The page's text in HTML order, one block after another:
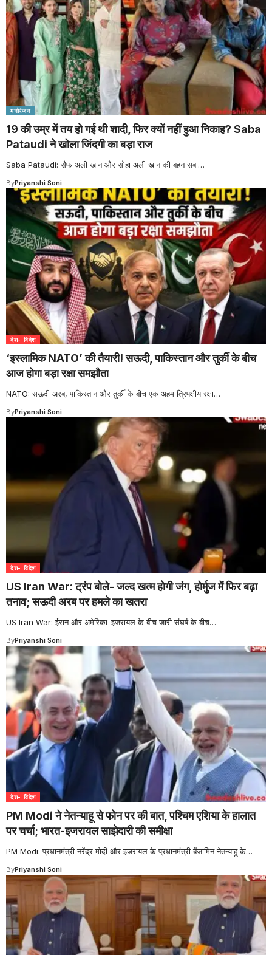
मनोरंजन
19 की उम्र में तय हो गई थी शादी, फिर क्यों नहीं हुआ निकाह? Saba
Pataudi ने खोला जिंदगी का बड़ा राज
Saba Pataudi: सैफ अली खान और सोहा अली खान की बहन सबा…
ByPriyanshi Soni
देश- विदेश
‘इस्लामिक NATO’ की तैयारी! सऊदी, पाकिस्तान और तुर्की के बीच
आज होगा बड़ा रक्षा समझौता
NATO: सऊदी अरब, पाकिस्तान और तुर्की के बीच एक अहम त्रिपक्षीय रक्षा…
ByPriyanshi Soni
देश- विदेश
US Iran War: ट्रंप बोले- जल्द खत्म होगी जंग, होर्मुज में फिर बढ़ा
तनाव; सऊदी अरब पर हमले का खतरा
US Iran War: ईरान और अमेरिका-इजरायल के बीच जारी संघर्ष के बीच…
ByPriyanshi Soni
देश- विदेश
PM Modi ने नेतन्याहू से फोन पर की बात, पश्चिम एशिया के हालात
पर चर्चा; भारत-इजरायल साझेदारी की समीक्षा
PM Modi: प्रधानमंत्री नरेंद्र मोदी और इजरायल के प्रधानमंत्री बेंजामिन नेतन्याहू के…
ByPriyanshi Soni